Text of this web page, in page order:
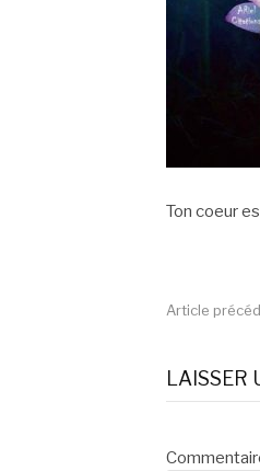
Ton coeur
la
Article
LAISSER